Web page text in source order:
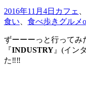
2016年11月4日 カフェ
食い
食べ歩きグルメ
ずーーーっと行ってみ
『INDUSTRY 』(イン
た‼︎‼︎